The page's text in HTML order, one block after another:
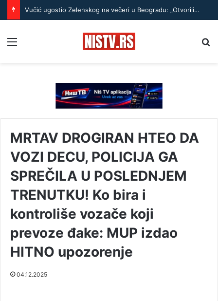
Vučić ugostio Zelenskog na večeri u Beogradu: „Otvorili smo razgovore o temama koje će biti u fokusu sastanaka“
MRTAV DROGIRAN HTEO DA
VOZI DECU, POLICIJA GA
SPREČILA U POSLEDNJEM
TRENUTKU! Ko bira i
kontroliše vozače koji
prevoze đake: MUP izdao
HITNO upozorenje
04.12.2025